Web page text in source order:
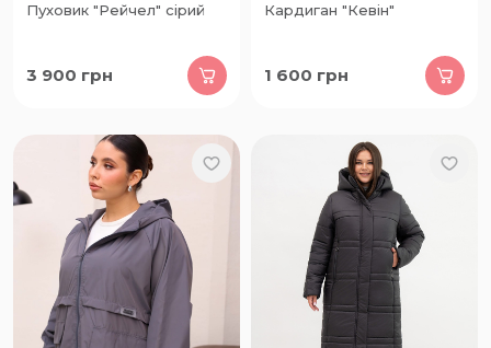
Пуховик "Рейчел" сірий
3 900 грн
Кардиган "Кевін"
1 600 грн